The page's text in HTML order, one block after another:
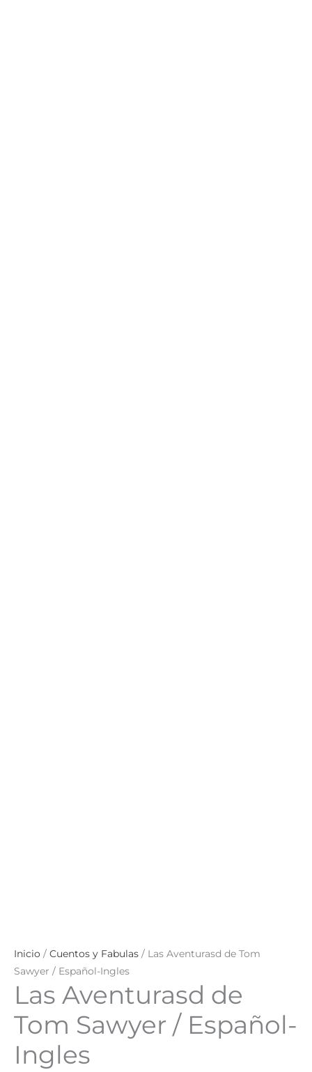
Inicio / Cuentos y Fabulas / Las Aventurasd de Tom
Sawyer / Español-Ingles
Las Aventurasd de
Tom Sawyer / Español-
Ingles